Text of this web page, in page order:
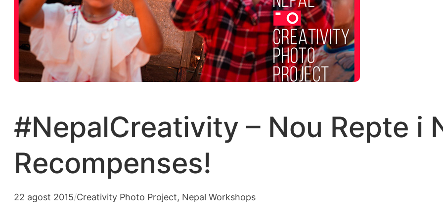
#NepalCreativity – Nou Repte i
Recompenses!
22 agost 2015/Creativity Photo Project, Nepal Workshops